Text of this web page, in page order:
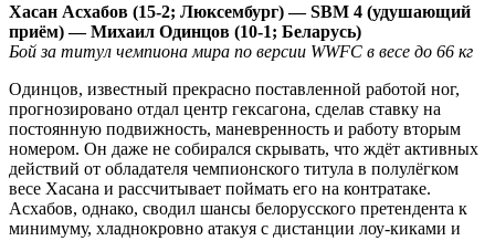
Хасан Асхабов (15-2; Люксембург) — SBM 4 (удушающий
приём) — Михаил Одинцов (10-1; Беларусь)
Бой за титул чемпиона мира по версии WWFC в весе до 66 кг
Одинцов, известный прекрасно поставленной работой ног,
прогнозировано отдал центр гексагона, сделав ставку на
постоянную подвижность, маневренность и работу вторым
номером. Он даже не собирался скрывать, что ждёт активных
действий от обладателя чемпионского титула в полулёгком
весе Хасана и рассчитывает поймать его на контратаке.
Асхабов, однако, сводил шансы белорусского претендента к
минимуму, хладнокровно атакуя с дистанции лоу-киками и